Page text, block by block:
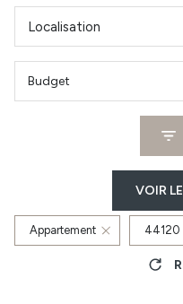
Localisation
Budget
VOIR
Appartement 44120